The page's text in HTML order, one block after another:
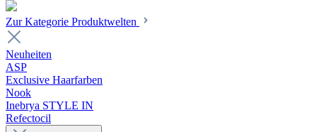
Zur Kategorie Produktwelten
Neuheiten
ASP
Exclusive Haarfarben
Nook
Inebrya STYLE IN
Refectocil